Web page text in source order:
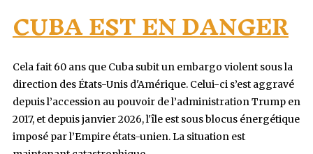
CUBA EST EN DANGER
Cela fait 60 ans que Cuba subit un embargo violent sous la
direction des États-Unis d'Amérique. Celui-ci s’est aggravé
depuis l’accession au pouvoir de l’administration Trump en
2017, et depuis janvier 2026, l'île est sous blocus énergétique
imposé par l’Empire états-unien. La situation est